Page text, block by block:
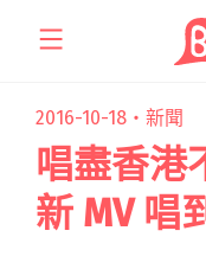
2016-10-18・ 新聞
唱盡香港
新 MV 唱